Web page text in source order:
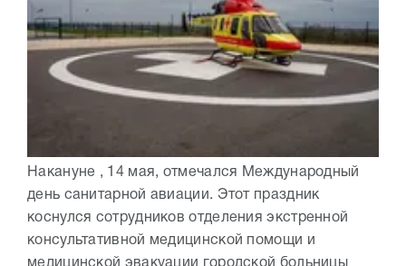
Накануне , 14 мая, отмечался Международный
день санитарной авиации. Этот праздник
коснулся сотрудников отделения экстренной
консультативной медицинской помощи и
медицинской эвакуации городской больницы